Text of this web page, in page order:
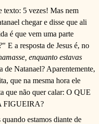
texto: 5 vezes! Mas nem
chegar e disse que ali
é que vem uma parte
" E a resposta de Jesus é, no
enquanto estavas
de Natanael? Aparentemente,
que na mesma hora ele
que não quer calar: O QUE
FIGUEIRA?
estamos diante de